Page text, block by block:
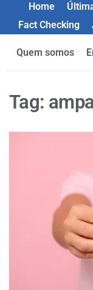
Home
Fact Checking
Quem somos
Tag: